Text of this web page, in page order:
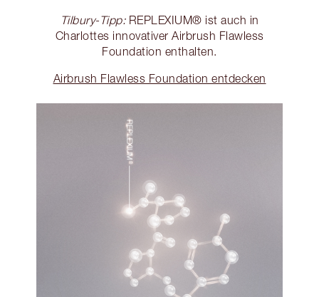
Tilbury-Tipp:REPLEXIUM® ist auch in
Charlottes innovativer Airbrush Flawless
Foundation enthalten.
Airbrush Flawless Foundation entdecken